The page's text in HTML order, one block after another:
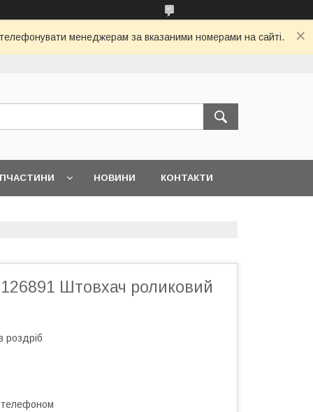
менеджерам за вказаними номерами на сайті.
НОВИНИ КОНТАКТИ
Штовхач роликовий
роздріб
телефоном